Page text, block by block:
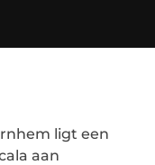
ligt een
aan